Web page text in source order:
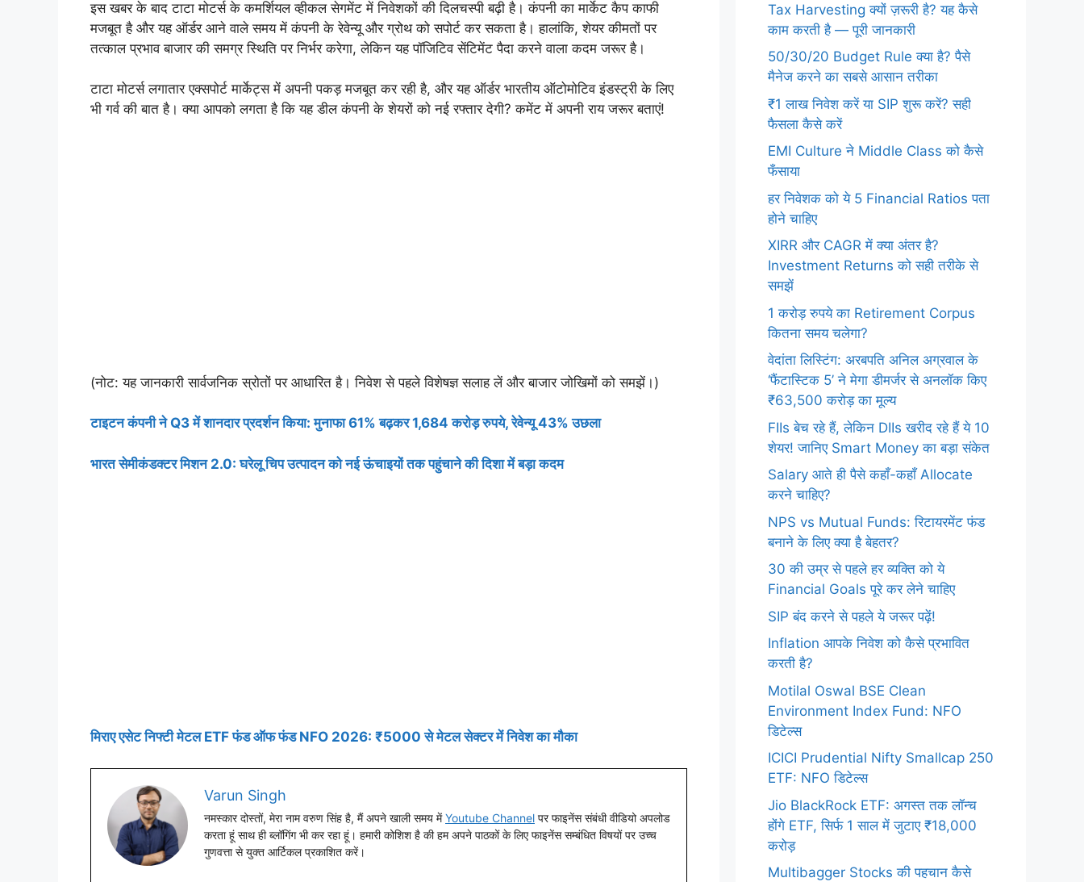
इस खबर के बाद टाटा मोटर्स के कमर्शियल व्हीकल सेगमेंट में निवेशकों की दिलचस्पी बढ़ी है। कंपनी का मार्केट कैप काफी
मजबूत है और यह ऑर्डर आने वाले समय में कंपनी के रेवेन्यू और ग्रोथ को सपोर्ट कर सकता है। हालांकि, शेयर कीमतों पर
तत्काल प्रभाव बाजार की समग्र स्थिति पर निर्भर करेगा, लेकिन यह पॉजिटिव सेंटिमेंट पैदा करने वाला कदम जरूर है।
टाटा मोटर्स लगातार एक्सपोर्ट मार्केट्स में अपनी पकड़ मजबूत कर रही है, और यह ऑर्डर भारतीय ऑटोमोटिव इंडस्ट्री के लिए
भी गर्व की बात है। क्या आपको लगता है कि यह डील कंपनी के शेयरों को नई रफ्तार देगी? कमेंट में अपनी राय जरूर बताएं!
(नोट: यह जानकारी सार्वजनिक स्रोतों पर आधारित है। निवेश से पहले विशेषज्ञ सलाह लें और बाजार जोखिमों को समझें।)
टाइटन कंपनी ने Q3 में शानदार प्रदर्शन किया: मुनाफा 61% बढ़कर 1,684 करोड़ रुपये, रेवेन्यू 43% उछला
भारत सेमीकंडक्टर मिशन 2.0: घरेलू चिप उत्पादन को नई ऊंचाइयों तक पहुंचाने की दिशा में बड़ा कदम
मिराए एसेट निफ्टी मेटल ETF फंड ऑफ फंड NFO 2026: ₹5000 से मेटल सेक्टर में निवेश का मौका
Varun Singh
नमस्कार दोस्तों, मेरा नाम वरुण सिंह है, मैं अपने खाली समय मेंYoutube Channel पर फाइनेंस संबंधी वीडियो अपलोड
करता हूं साथ ही ब्लॉगिंग भी कर रहा हूं। हमारी कोशिश है की हम अपने पाठकों के लिए फाइनेंस सम्बंधित विषयों पर उच्च
गुणवत्ता से युक्त आर्टिकल प्रकाशित करें।
Tax Harvesting क्यों ज़रूरी है? यह कैसे
काम करती है — पूरी जानकारी
50/30/20 Budget Rule क्या है? पैसे
मैनेज करने का सबसे आसान तरीका
₹1 लाख निवेश करें या SIP शुरू करें? सही
फैसला कैसे करें
EMI Culture ने Middle Class को कैसे
फँसाया
हर निवेशक को ये 5 Financial Ratios पता
होने चाहिए
XIRR और CAGR में क्या अंतर है?
Investment Returns को सही तरीके से
समझें
1 करोड़ रुपये का Retirement Corpus
कितना समय चलेगा?
वेदांता लिस्टिंग: अरबपति अनिल अग्रवाल के
‘फैंटास्टिक 5’ ने मेगा डीमर्जर से अनलॉक किए
₹63,500 करोड़ का मूल्य
FIIs बेच रहे हैं, लेकिन DIIs खरीद रहे हैं ये 10
शेयर! जानिए Smart Money का बड़ा संकेत
Salary आते ही पैसे कहाँ-कहाँ Allocate
करने चाहिए?
NPS vs Mutual Funds: रिटायरमेंट फंड
बनाने के लिए क्या है बेहतर?
30 की उम्र से पहले हर व्यक्ति को ये
Financial Goals पूरे कर लेने चाहिए
SIP बंद करने से पहले ये जरूर पढ़ें!
Inflation आपके निवेश को कैसे प्रभावित
करती है?
Motilal Oswal BSE Clean
Environment Index Fund: NFO
डिटेल्स
ICICI Prudential Nifty Smallcap 250
ETF: NFO डिटेल्स
Jio BlackRock ETF: अगस्त तक लॉन्च
होंगे ETF, सिर्फ 1 साल में जुटाए ₹18,000
करोड़
Multibagger Stocks की पहचान कैसे